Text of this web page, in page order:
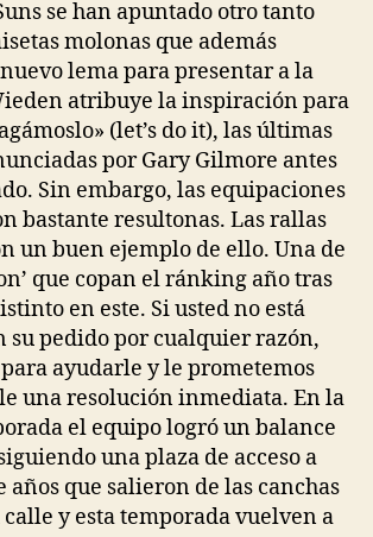
se han apuntado otro tanto
molonas que además
lema para presentar a la
atribuye la inspiración para
(let’s do it), las últimas
por Gary Gilmore antes
Sin embargo, las equipaciones
bastante resultonas. Las rallas
un buen ejemplo de ello. Una de
que copan el ránking año tras
en este. Si usted no está
su pedido por cualquier razón,
ayudarle y le prometemos
una resolución inmediata. En la
el equipo logró un balance
una plaza de acceso a
años que salieron de las canchas
y esta temporada vuelven a